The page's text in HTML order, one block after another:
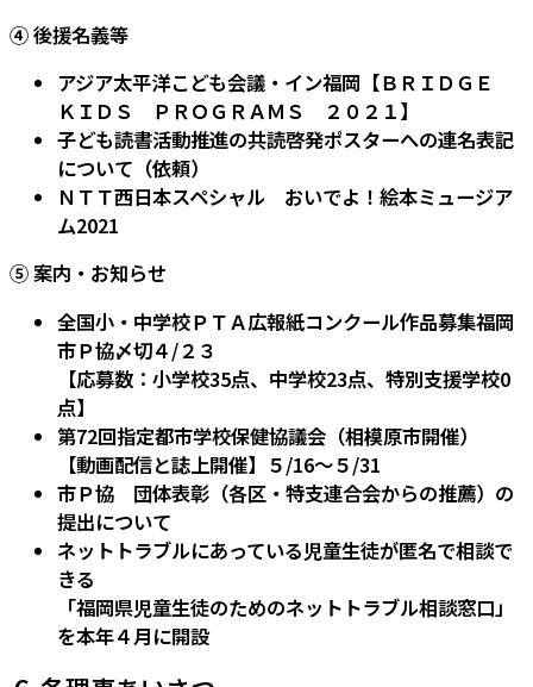
④ 後援名義等
アジア太平洋こども会議・イン福岡【ＢＲＩＤＧＥ
ＫＩＤＳ ＰＲＯＧＲＡＭＳ ２０２１】
子ども読書活動推進の共読啓発ポスターへの連名表記
について（依頼）
ＮＴＴ西日本スペシャル おいでよ！絵本ミュージア
ム2021
⑤ 案内・お知らせ
全国小・中学校ＰＴＡ広報紙コンクール作品募集福岡
市Ｐ協〆切４/２３
【応募数：小学校35点、中学校23点、特別支援学校0
点】
第72回指定都市学校保健協議会（相模原市開催）
【動画配信と誌上開催】５/16～５/31
市Ｐ協 団体表彰（各区・特支連合会からの推薦）の
提出について
ネットトラブルにあっている児童生徒が匿名で相談で
きる
「福岡県児童生徒のためのネットトラブル相談窓口」
を本年４月に開設